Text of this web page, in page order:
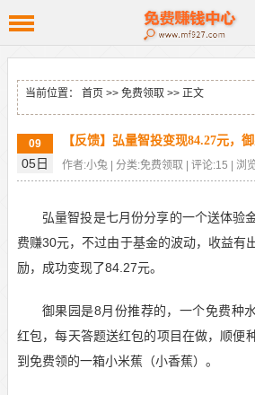
当前位置： 首页 >> 免费领取 >> 正文
09
05日
【反馈】弘量智投变现84.27元，
作者:小兔 | 分类:免费领取 | 评论:15 | 浏
弘量智投是七月份分享的一个送体验
费赚30元，不过由于基金的波动，收益有
励，成功变现了84.27元。
御果园是8月份推荐的，一个免费种
红包，每天答题送红包的项目在做，顺便
到免费领的一箱小米蕉（小香蕉）。